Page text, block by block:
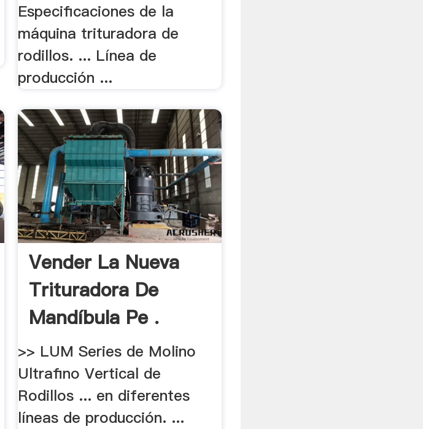
Especificaciones de la
máquina trituradora de
rodillos. ... Línea de
producción ...
Vender La Nueva
Trituradora De
Mandíbula Pe .
>> LUM Series de Molino
Ultrafino Vertical de
Rodillos ... en diferentes
líneas de producción. ...